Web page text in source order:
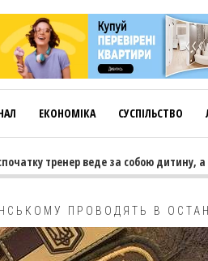
ЕКОНОМІКА СУСПІЛЬСТВО
тренер веде за собою дитину, а
ПРОВОДЯТЬ В